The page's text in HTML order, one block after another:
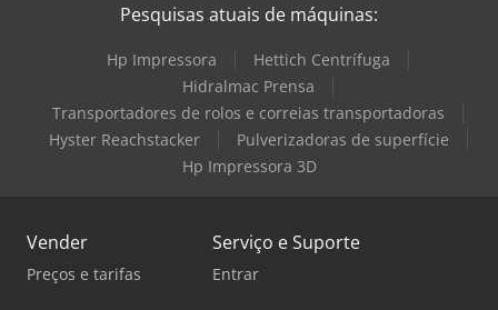
Pesquisas atuais de máquinas:
Hp Impressora
Hettich Centrífuga
Hidralmac Prensa
Transportadores de rolos e correias transportadoras
Hyster Reachstacker
Pulverizadoras de superfície
Hp Impressora 3D
Vender
Preços e tarifas
Serviço e Suporte
Entrar